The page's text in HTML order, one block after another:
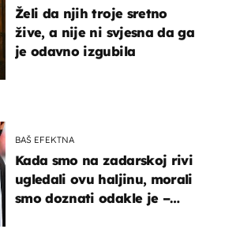
Želi da njih troje sretno
žive, a nije ni svjesna da ga
je odavno izgubila
BAŠ EFEKTNA
Kada smo na zadarskoj rivi
ugledali ovu haljinu, morali
smo doznati odakle je –